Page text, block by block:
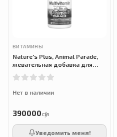
ВИТАМИНЫ
Nature's Plus, Animal Parade,
жевательная добавка для
детей с мультивитаминами и
минералами, 180 таблеток
Нет в наличии
390000сӯм
Уведомить меня!